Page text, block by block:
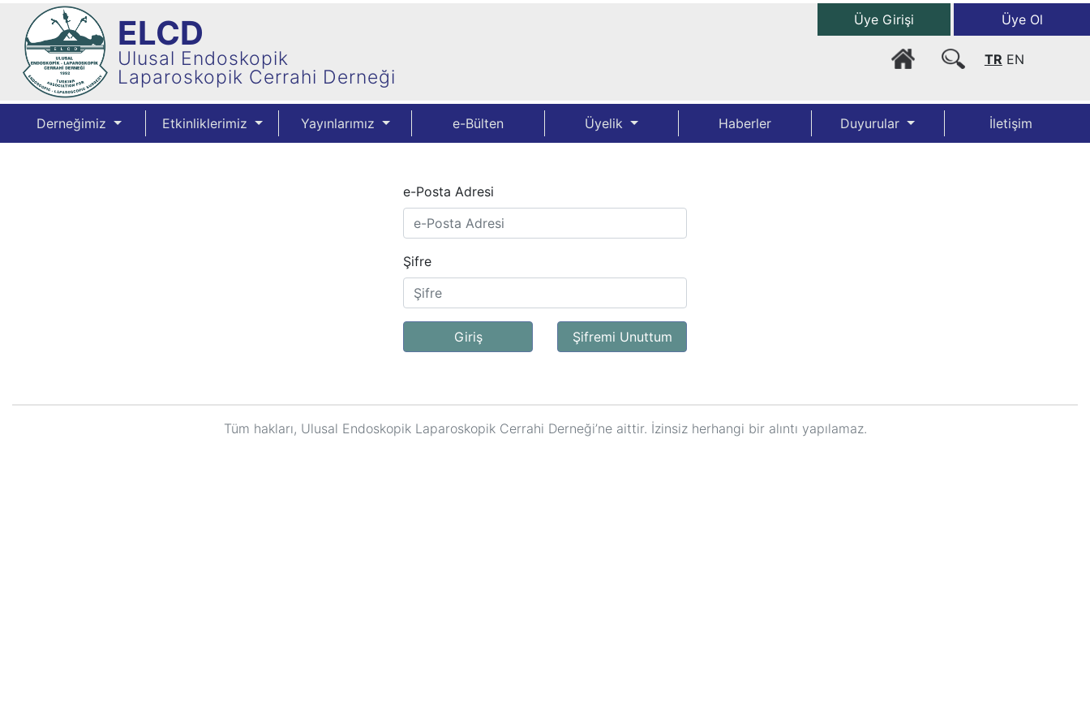
ELCD
Ulusal Endoskopik
Laparoskopik Cerrahi Derneği
Üye Ol
Üye Girişi
TR EN
Derneğimiz Etkinliklerimiz Yayınlarımız e-Bülten Üyelik Haberler Duyurular İletişim
e-Posta Adresi
Şifre
Giriş Şifremi Unuttum
Tüm hakları, Ulusal Endoskopik Laparoskopik Cerrahi Derneği’ne aittir. İzinsiz herhangi bir alıntı yapılamaz.